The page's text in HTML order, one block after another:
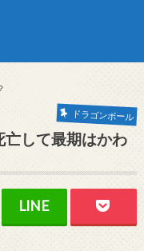
ドラゴンボール
して最期はかわ